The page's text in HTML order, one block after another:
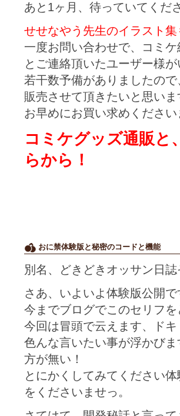
あと1ヶ月、待っていてくだ
せせなやう先生のイラスト
一度お問い合わせで、コミ
とご連絡頂いたユーザー様
若干数予備がありましたの
販売させて頂きたいと思いま
お早めにお買い求めくださ
コミケグッズ通販と
らから！
おに禁体験版と秘密のコードと機能
別名、どきどきオッサン日誌
さあ、いよいよ体験版公開で
今までブログでこのセリフ
今回は冒頭で云えます、ド
色んな言いたい事が浮かび
方が無い！
とにかくしてみてください
をくださいませっ。